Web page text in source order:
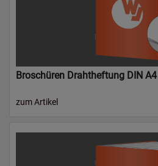
Broschüren Drahtheftung DIN A4
zum Artikel